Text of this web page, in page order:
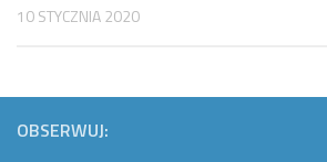
10 STYCZNIA 2020
OBSERWUJ: